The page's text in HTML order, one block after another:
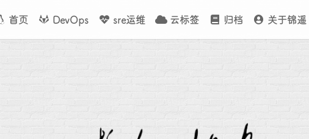
首页 DevOps sre运维 云标签 归档 关于锦遥